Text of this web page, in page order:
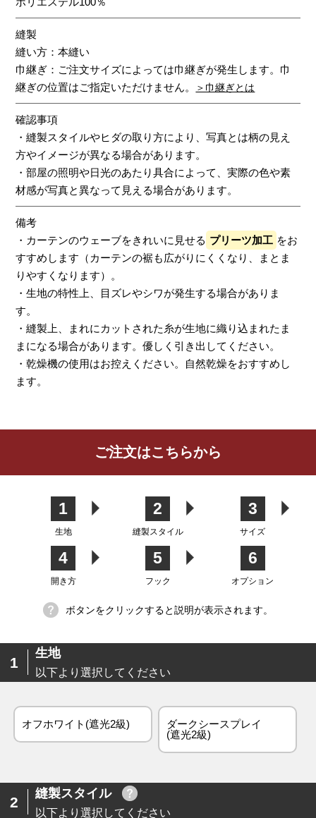
縫製
縫い方：本縫い
巾継ぎ：ご注文サイズによっては巾継ぎが発生します。巾
継ぎの位置はご指定いただけません。
＞巾継ぎとは
確認事項
・縫製スタイルやヒダの取り方により、写真とは柄の見え
方やイメージが異なる場合があります。
・部屋の照明や日光のあたり具合によって、実際の色や素
材感が写真と異なって見える場合があります。
備考
・カーテンのウェーブをきれいに見せる プリーツ加工 をお
すすめします（カーテンの裾も広がりにくくなり、まとま
りやすくなります）。
・生地の特性上、目ズレやシワが発生する場合がありま
す。
・縫製上、まれにカットされた糸が生地に織り込まれたま
まになる場合があります。優しく引き出してください。
・乾燥機の使用はお控えください。自然乾燥をおすすめし
ます。
レビューを書く
カバー
テン
生地
ご注文はこちらから
1
生地
2
縫製スタイル
3
サイズ
4
開き方
5
フック
6
オプション
ボタンをクリックすると説明が表示されます。
1
生地
以下より選択してください
オフホワイト(遮光2級)
ダークシースプレイ
(遮光2級)
2
縫製スタイル
以下より選択してください